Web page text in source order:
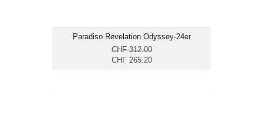
Paradiso Revelation Odyssey-24er
CHF 312.00
CHF 265.20